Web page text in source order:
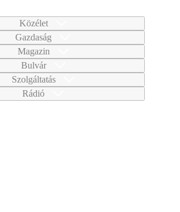
Közélet
Gazdaság
Magazin
Bulvár
Szolgáltatás
Rádió